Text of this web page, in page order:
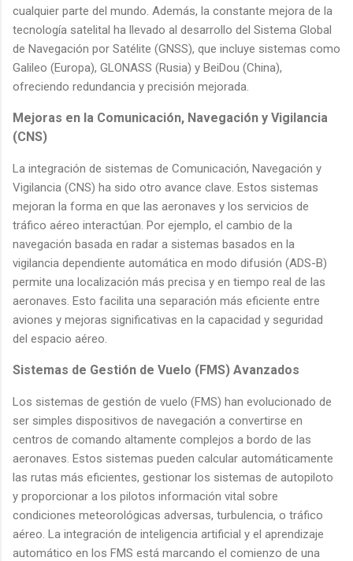
cualquier parte del mundo. Además, la constante mejora de la
tecnología satelital ha llevado al desarrollo del Sistema Global
de Navegación por Satélite (GNSS), que incluye sistemas como
Galileo (Europa), GLONASS (Rusia) y BeiDou (China),
ofreciendo redundancia y precisión mejorada.
Mejoras en la Comunicación, Navegación y Vigilancia
(CNS)
La integración de sistemas de Comunicación, Navegación y
Vigilancia (CNS) ha sido otro avance clave. Estos sistemas
mejoran la forma en que las aeronaves y los servicios de
tráfico aéreo interactúan. Por ejemplo, el cambio de la
navegación basada en radar a sistemas basados en la
vigilancia dependiente automática en modo difusión (ADS-B)
permite una localización más precisa y en tiempo real de las
aeronaves. Esto facilita una separación más eficiente entre
aviones y mejoras significativas en la capacidad y seguridad
del espacio aéreo.
Sistemas de Gestión de Vuelo (FMS) Avanzados
Los sistemas de gestión de vuelo (FMS) han evolucionado de
ser simples dispositivos de navegación a convertirse en
centros de comando altamente complejos a bordo de las
aeronaves. Estos sistemas pueden calcular automáticamente
las rutas más eficientes, gestionar los sistemas de autopiloto
y proporcionar a los pilotos información vital sobre
condiciones meteorológicas adversas, turbulencia, o tráfico
aéreo. La integración de inteligencia artificial y el aprendizaje
automático en los FMS está marcando el comienzo de una